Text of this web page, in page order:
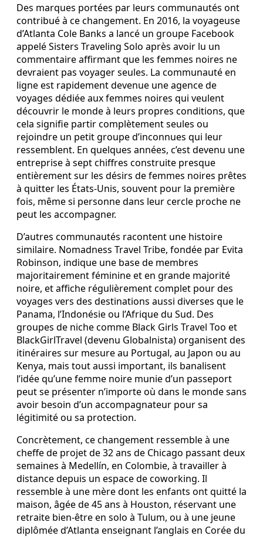
Des marques portées par leurs communautés ont
contribué à ce changement. En 2016, la voyageuse
d’Atlanta Cole Banks a lancé un groupe Facebook
appelé Sisters Traveling Solo après avoir lu un
commentaire affirmant que les femmes noires ne
devraient pas voyager seules. La communauté en
ligne est rapidement devenue une agence de
voyages dédiée aux femmes noires qui veulent
découvrir le monde à leurs propres conditions, que
cela signifie partir complètement seules ou
rejoindre un petit groupe d’inconnues qui leur
ressemblent. En quelques années, c’est devenu une
entreprise à sept chiffres construite presque
entièrement sur les désirs de femmes noires prêtes
à quitter les États-Unis, souvent pour la première
fois, même si personne dans leur cercle proche ne
peut les accompagner.
D’autres communautés racontent une histoire
similaire. Nomadness Travel Tribe, fondée par Evita
Robinson, indique une base de membres
majoritairement féminine et en grande majorité
noire, et affiche régulièrement complet pour des
voyages vers des destinations aussi diverses que le
Panama, l’Indonésie ou l’Afrique du Sud. Des
groupes de niche comme Black Girls Travel Too et
BlackGirlTravel (devenu Globalnista) organisent des
itinéraires sur mesure au Portugal, au Japon ou au
Kenya, mais tout aussi important, ils banalisent
l’idée qu’une femme noire munie d’un passeport
peut se présenter n’importe où dans le monde sans
avoir besoin d’un accompagnateur pour sa
légitimité ou sa protection.
Concrètement, ce changement ressemble à une
cheffe de projet de 32 ans de Chicago passant deux
semaines à Medellín, en Colombie, à travailler à
distance depuis un espace de coworking. Il
ressemble à une mère dont les enfants ont quitté la
maison, âgée de 45 ans à Houston, réservant une
retraite bien-être en solo à Tulum, ou à une jeune
diplômée d’Atlanta enseignant l’anglais en Corée du